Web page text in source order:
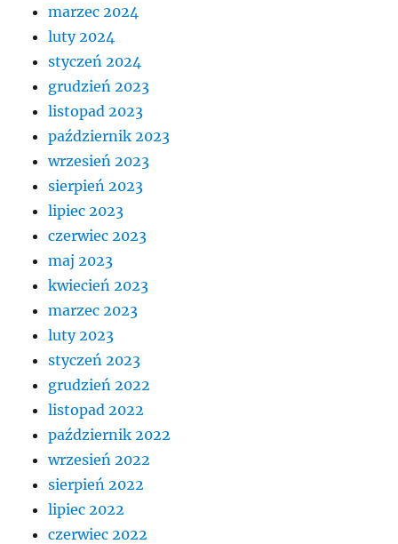
marzec 2024
luty 2024
styczeń 2024
grudzień 2023
listopad 2023
październik 2023
wrzesień 2023
sierpień 2023
lipiec 2023
czerwiec 2023
maj 2023
kwiecień 2023
marzec 2023
luty 2023
styczeń 2023
grudzień 2022
listopad 2022
październik 2022
wrzesień 2022
sierpień 2022
lipiec 2022
czerwiec 2022